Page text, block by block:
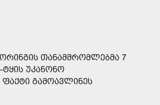
ᲗᲐᲜᲐᲛᲨᲠᲝᲛᲚᲔᲑᲛᲐ 7
ᲣᲙᲐᲜᲝᲜᲝ
ᲒᲐᲛᲝᲐᲕᲚᲘᲜᲔᲡ